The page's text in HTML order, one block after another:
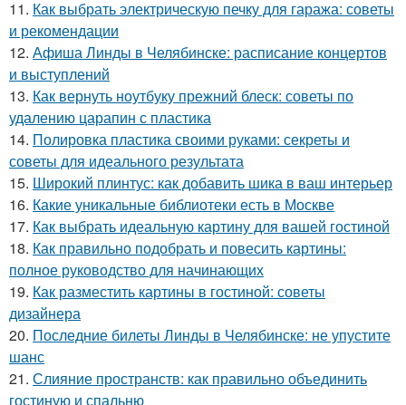
11. Как выбрать электрическую печку для гаража: советы
и рекомендации
12. Афиша Линды в Челябинске: расписание концертов
и выступлений
13. Как вернуть ноутбуку прежний блеск: советы по
удалению царапин с пластика
14. Полировка пластика своими руками: секреты и
советы для идеального результата
15. Широкий плинтус: как добавить шика в ваш интерьер
16. Какие уникальные библиотеки есть в Москве
17. Как выбрать идеальную картину для вашей гостиной
18. Как правильно подобрать и повесить картины:
полное руководство для начинающих
19. Как разместить картины в гостиной: советы
дизайнера
20. Последние билеты Линды в Челябинске: не упустите
шанс
21. Слияние пространств: как правильно объединить
гостиную и спальню